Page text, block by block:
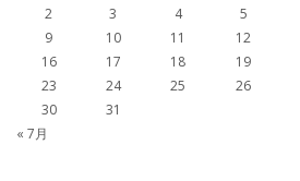
2
3 4 5
9
10 11 12
16
17 18 19
23
24 25 26
30
31
« 7月